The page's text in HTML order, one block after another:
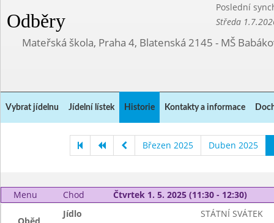
Odběry
Poslední
Středa
Mateřská škola, Praha 4, Blatenská 2145 - MŠ
Vybrat jídelnu Jídelní lístek Historie Kontakty a informace
Březen 2025 Duben 2025
Menu Chod Čtvrtek 1. 5. 2025 (11:30 - 12:30)
Jídlo STÁTNÍ SVÁTEK